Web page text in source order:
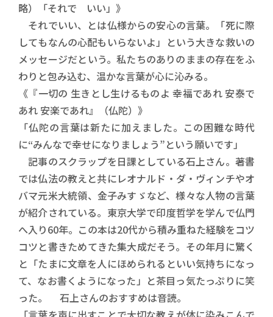
略）「それで いい」》
それでいい、とは仏様からの安心の言葉。「死に際
してもなんの心配もいらないよ」という大きな救いの
メッセージだという。私たちのありのままの存在をふ
わりと包み込む、温かな言葉が心に沁みる。
《『一切の 生きとし生けるものよ 幸福であれ 安泰で
あれ 安楽であれ』（仏陀）》
「仏陀の言葉は新たに加えました。この困難な時代
に“みんなで幸せになりましょう”という願いです」
記事のスクラップを日課としている石上さん。著書
では仏法の教えと共にレオナルド・ダ・ヴィンチやオ
バマ元米大統領、金子みすゞなど、様々な人物の言葉
が紹介されている。東京大学で印度哲学を学んで仏門
へ入り60年。この本は20代から積み重ねた経験をコツ
コツと書きためてきた集大成だそう。その年月に驚く
と「たまに文章を人にほめられるといい気持ちになっ
て、なお書くようになった」と茶目っ気たっぷりに笑
った。 石上さんのおすすめは音読。